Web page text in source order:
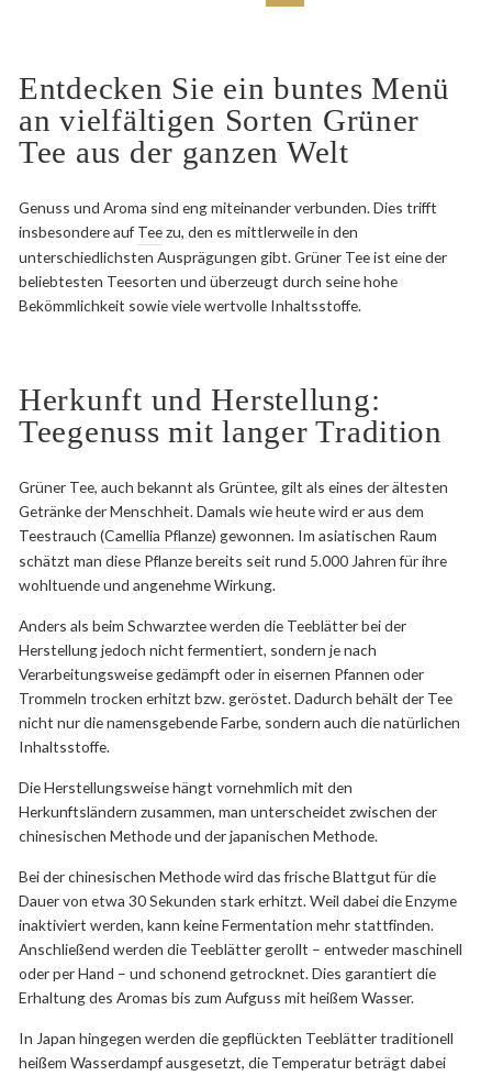
Entdecken Sie ein buntes Menü
an vielfältigen Sorten Grüner
Tee aus der ganzen Welt
Genuss und Aroma sind eng miteinander verbunden. Dies trifft
insbesondere auf Teezu, den es mittlerweile in den
unterschiedlichsten Ausprägungen gibt. Grüner Tee ist eine der
beliebtesten Teesorten und überzeugt durch seine hohe
Bekömmlichkeit sowie viele wertvolle Inhaltsstoffe.
Herkunft und Herstellung:
Teegenuss mit langer Tradition
Grüner Tee, auch bekannt als Grüntee, gilt als eines der ältesten
Getränke der Menschheit. Damals wie heute wird er aus dem
Teestrauch (Camellia Pflanze) gewonnen. Im asiatischen Raum
schätzt man diese Pflanze bereits seit rund 5.000 Jahren für ihre
wohltuende und angenehme Wirkung.
Anders als beim Schwarztee werden die Teeblätter bei der
Herstellung jedoch nicht fermentiert, sondern je nach
Verarbeitungsweise gedämpft oder in eisernen Pfannen oder
Trommeln trocken erhitzt bzw. geröstet. Dadurch behält der Tee
nicht nur die namensgebende Farbe, sondern auch die natürlichen
Inhaltsstoffe.
Die Herstellungsweise hängt vornehmlich mit den
Herkunftsländern zusammen, man unterscheidet zwischen der
chinesischen Methode und der japanischen Methode.
Bei der chinesischen Methode wird das frische Blattgut für die
Dauer von etwa 30 Sekunden stark erhitzt. Weil dabei die Enzyme
inaktiviert werden, kann keine Fermentation mehr stattfinden.
Anschließend werden die Teeblätter gerollt – entweder maschinell
oder per Hand – und schonend getrocknet. Dies garantiert die
Erhaltung des Aromas bis zum Aufguss mit heißem Wasser.
In Japan hingegen werden die gepflückten Teeblätter traditionell
heißem Wasserdampf ausgesetzt, die Temperatur beträgt dabei